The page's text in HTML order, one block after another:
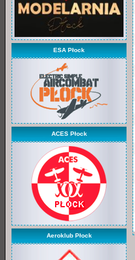
ESA Płock
ACES Płock
Aeroklub Płock